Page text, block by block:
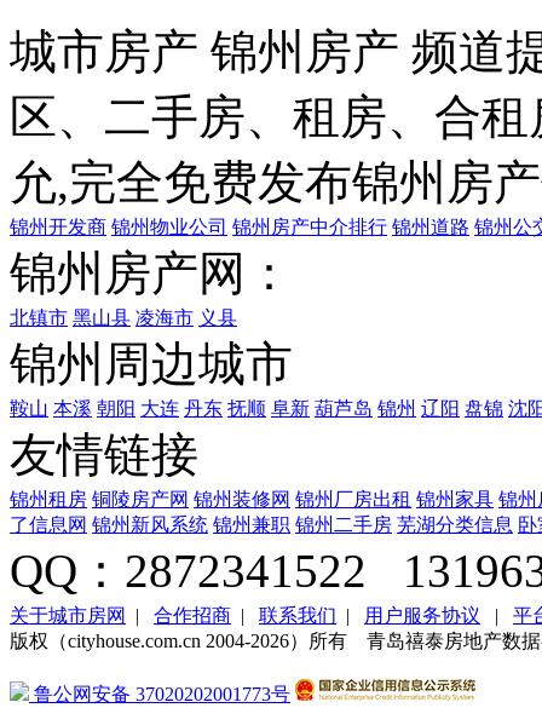
城市房产 锦州房产 频道
区、二手房、租房、合
允,完全免费发布锦州房产
锦州开发商 锦州物业公司 锦州房产中介排行 锦州道路 锦州公
锦州房产网：
北镇市 黑山县 凌海市 义县
锦州周边城市
鞍山 本溪 朝阳 大连 丹东 抚顺 阜新 葫芦岛 锦州 辽阳 盘锦 沈
友情链接
锦州租房 铜陵房产网 锦州装修网 锦州厂房出租 锦州家具 锦州
了信息网 锦州新风系统 锦州兼职 锦州二手房 芜湖分类信息
QQ：2872341522
关于城市房网 | 合作招商 | 联系我们 | 用户服务协议 | 平
版权（cityhouse.com.cn 2004-2026）所有 青岛禧泰房地产
鲁公网安备 37020202001773号